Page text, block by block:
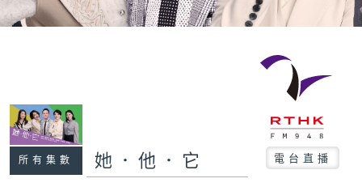
所有集數 她．他．它 電台直播